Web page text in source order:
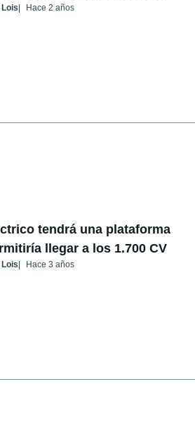
Hace 2 años
tendrá una plataforma
llegar a los 1.700 CV
Hace 3 años